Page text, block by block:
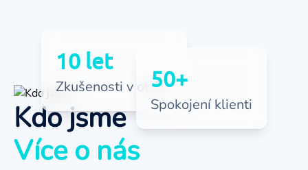
10 let
Zkušenosti v oboru
50+
Spokojení klienti
Kdo jsme
Více o nás